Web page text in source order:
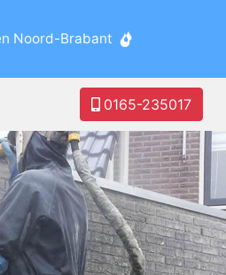
Noord-Brabant
0165-235017